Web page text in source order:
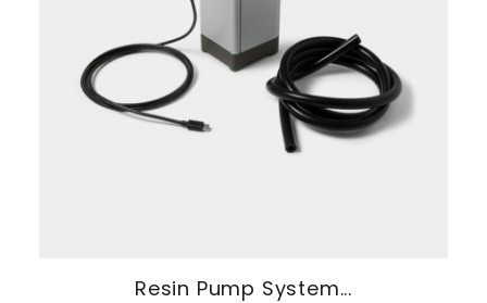
Resin Pump System...